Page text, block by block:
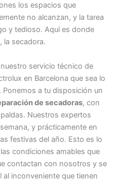
los espacios que
no alcanzan, y la tarea
y tedioso. Aquí es donde
la secadora.
servicio técnico de
en Barcelona que sea lo
a tu disposición un
de secadoras, con
Nuestros expertos
y prácticamente en
festivas del año. Esto es lo
condiciones amables que
contactan con nosotros y se
inconveniente que tienen